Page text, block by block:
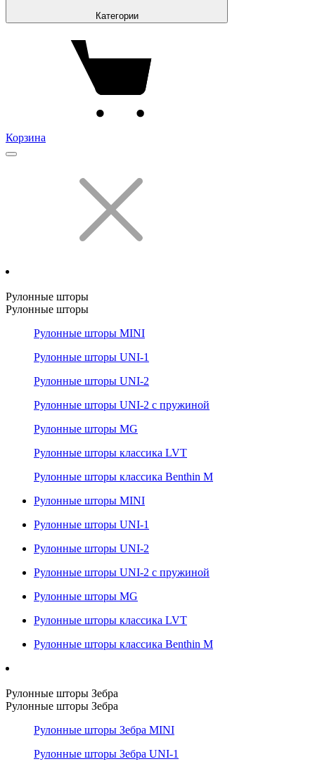
Категории
Корзина
Рулонные шторы
Рулонные шторы
Рулонные шторы MINI
Рулонные шторы UNI-1
Рулонные шторы UNI-2
Рулонные шторы UNI-2 с пружиной
Рулонные шторы MG
Рулонные шторы классика LVT
Рулонные шторы классика Benthin M
Рулонные шторы MINI
Рулонные шторы UNI-1
Рулонные шторы UNI-2
Рулонные шторы UNI-2 с пружиной
Рулонные шторы MG
Рулонные шторы классика LVT
Рулонные шторы классика Benthin M
Рулонные шторы Зебра
Рулонные шторы Зебра
Рулонные шторы Зебра MINI
Рулонные шторы Зебра UNI-1